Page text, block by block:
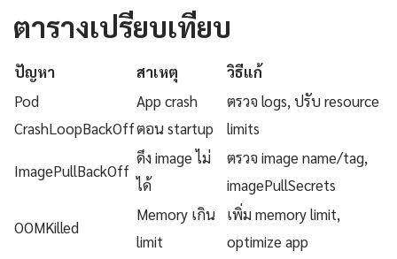
ตารางเปรียบเทียบ
ปัญหา สาเหตุ
วิธีแก้
Pod
CrashLoopBackOff
App crash
ตอน startup
ตรวจ logs, ปรับ resource
limits
ImagePullBackOff
ดึง image ไม่
ได้
ตรวจ image name/tag,
imagePullSecrets
OOMKilled
Memory เกิน
limit
เพิ่ม memory limit,
optimize app